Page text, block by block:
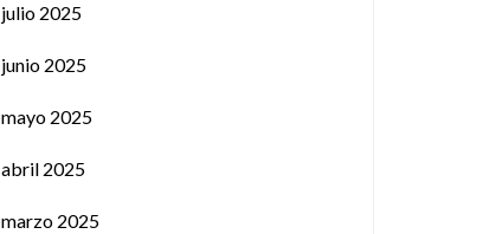
julio 2025
junio 2025
mayo 2025
abril 2025
marzo 2025